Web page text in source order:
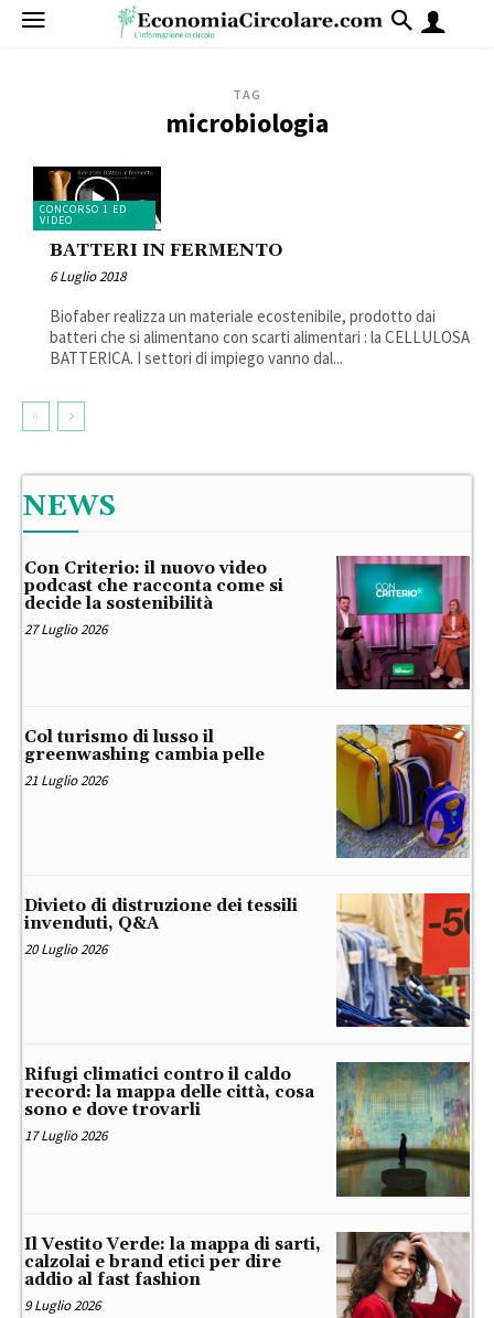
TAG
microbiologia
CONCORSO 1 ED
VIDEO
BATTERI IN FERMENTO
6 Luglio 2018
Biofaber realizza un materiale ecostenibile, prodotto dai
batteri che si alimentano con scarti alimentari : la CELLULOSA
BATTERICA. I settori di impiego vanno dal...
NEWS
Con Criterio: il nuovo video
podcast che racconta come si
decide la sostenibilità
27 Luglio 2026
Col turismo di lusso il
greenwashing cambia pelle
21 Luglio 2026
Divieto di distruzione dei tessili
invenduti, Q&A
20 Luglio 2026
Rifugi climatici contro il caldo
record: la mappa delle città, cosa
sono e dove trovarli
17 Luglio 2026
Il Vestito Verde: la mappa di sarti,
calzolai e brand etici per dire
addio al fast fashion
9 Luglio 2026